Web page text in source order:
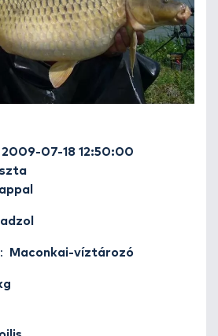
2009-07-18 12:50:00
Maconkai-víztározó